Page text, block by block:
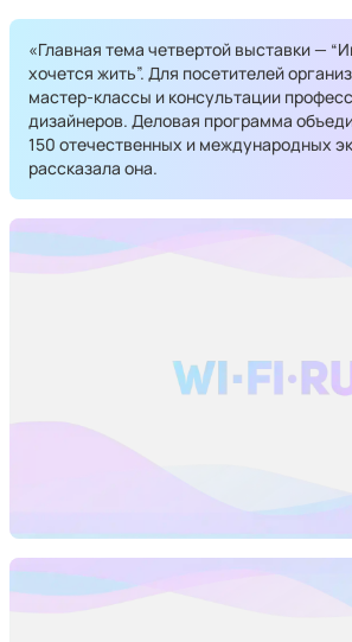
«Главная тема четвертой выставки —
хочется жить”. Для посетителей
мастер-классы и консультации
дизайнеров. Деловая программа
150 отечественных и международных
рассказала она.